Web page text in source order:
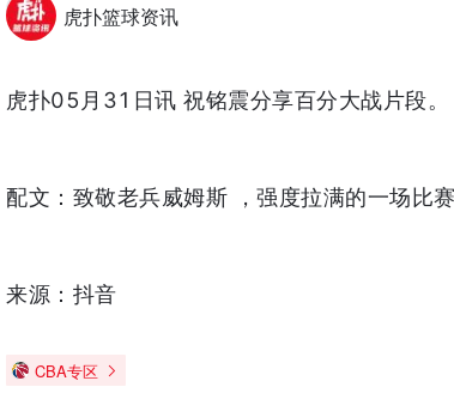
虎扑篮球资讯
虎扑05月31日讯 祝铭震分享百分大战片段。
配文：致敬老兵威姆斯 ，强度拉满的一场比
来源：抖音
CBA专区